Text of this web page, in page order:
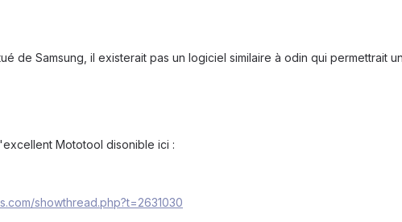
de Samsung, il existerait pas un logiciel similaire à odin qui permettrait
Mototool disonible ici :
showthread.php?t=2631030